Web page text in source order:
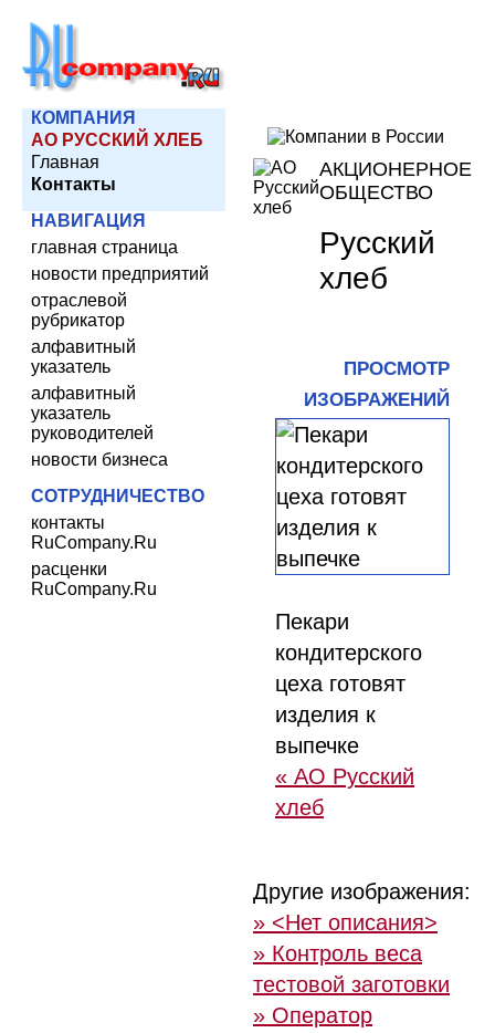
КОМПАНИЯ
АО РУССКИЙ ХЛЕБ
Главная
Контакты
НАВИГАЦИЯ
главная страница
новости предприятий
отраслевой
рубрикатор
алфавитный
указатель
алфавитный
указатель
руководителей
новости бизнеса
СОТРУДНИЧЕСТВО
контакты
RuCompany.Ru
расценки
RuCompany.Ru
АКЦИОНЕРНОЕ
ОБЩЕСТВО
Русский
хлеб
ПРОСМОТР
ИЗОБРАЖЕНИЙ
Пекари
кондитерского
цеха готовят
изделия к
выпечке
« АО Русский
хлеб
Другие изображения:
» <Нет описания>
» Контроль веса
тестовой заготовки
» Оператор